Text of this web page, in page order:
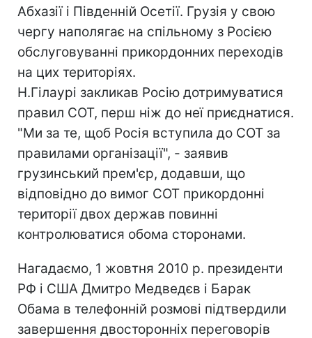
Абхазії і Південній Осетії. Грузія у свою
чергу наполягає на спільному з Росією
обслуговуванні прикордонних переходів
на цих територіях.
Н.Гілаурі закликав Росію дотримуватися
правил СОТ, перш ніж до неї приєднатися.
"Ми за те, щоб Росія вступила до СОТ за
правилами організації", - заявив
грузинський прем'єр, додавши, що
відповідно до вимог СОТ прикордонні
території двох держав повинні
контролюватися обома сторонами.
Нагадаємо, 1 жовтня 2010 р. президенти
РФ і США Дмитро Медведєв і Барак
Обама в телефонній розмові підтвердили
завершення двосторонніх переговорів